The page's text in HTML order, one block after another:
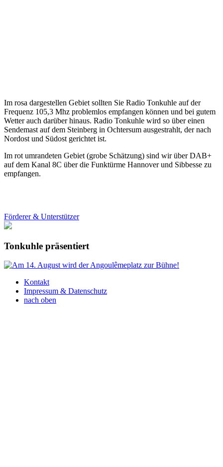
Im rosa dargestellen Gebiet sollten Sie Radio Tonkuhle auf der
Frequenz 105,3 Mhz problemlos empfangen können und bei gutem
Wetter auch darüber hinaus. Radio Tonkuhle wird so über einen
Sendemast auf dem Steinberg in Ochtersum ausgestrahlt, der nach
Nordost und Südost gerichtet ist.
Im rot umrandeten Gebiet (grobe Schätzung) sind wir über DAB+
auf dem Kanal 8C über die Funktürme Hannover und Sibbesse zu
empfangen.
Förderer & Unterstützer
Tonkuhle präsentiert
Kontakt
Impressum & Datenschutz
nach oben